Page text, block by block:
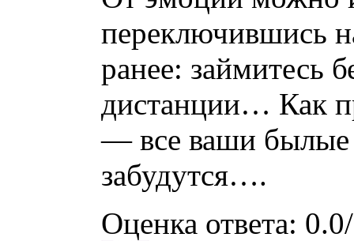
переключившись
ранее: займитесь
дистанции… Как
— все ваши былые
забудутся….
Оценка ответа: 0.0/